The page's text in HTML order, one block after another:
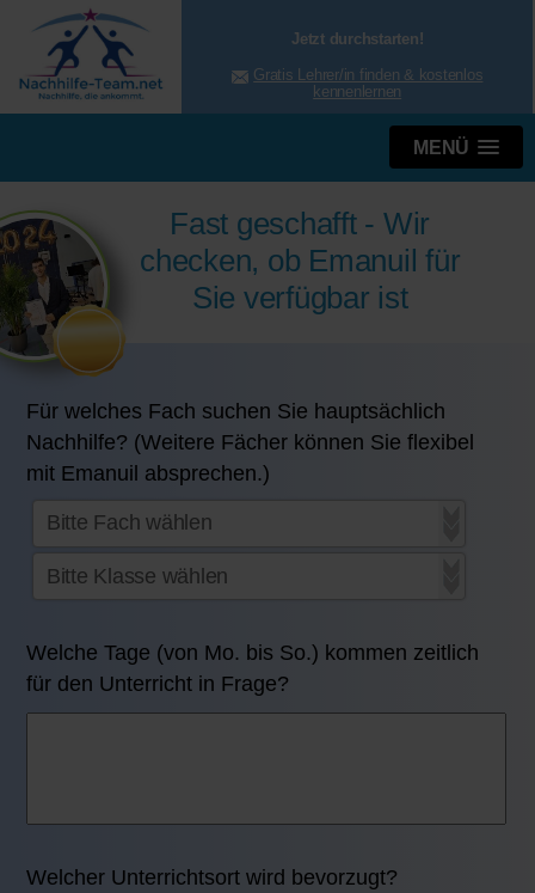
Jetzt durchstarten!
Gratis Lehrer/in finden & kostenlos
kennenlernen
MENÜ
Fast geschafft - Wir
checken, ob Emanuil für
Sie verfügbar ist
Für welches Fach suchen Sie hauptsächlich
Nachhilfe? (Weitere Fächer können Sie flexibel
mit Emanuil absprechen.)
Welche Tage (von Mo. bis So.) kommen zeitlich
für den Unterricht in Frage?
Welcher Unterrichtsort wird bevorzugt?